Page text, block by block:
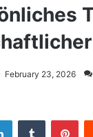
February 23, 2026
LinkedInTumblr